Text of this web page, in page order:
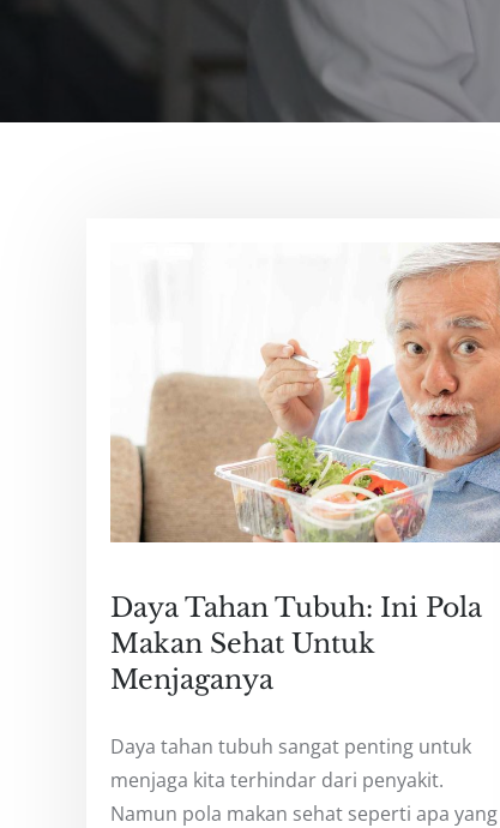
Daya Tahan Tubuh: Ini Pola
Makan Sehat Untuk
Menjaganya
Daya tahan tubuh sangat penting untuk
menjaga kita terhindar dari penyakit.
Namun pola makan sehat seperti apa yang